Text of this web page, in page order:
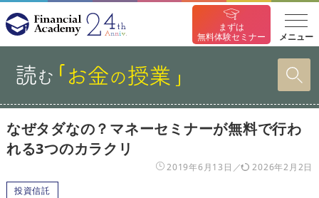
まずは
無料体験セミナー
メニュー
なぜタダなの？マネーセミナーが無料で行わ
れる3つのカラクリ
2019年6月13日
2026年2月2日
投資信託